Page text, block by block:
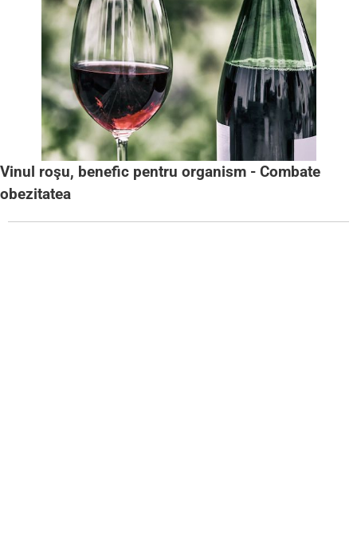
Vinul roşu, benefic pentru organism - Combate
obezitatea